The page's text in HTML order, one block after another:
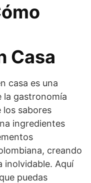
Casa
casa es una
la gastronomía
los sabores
ingredientes
creando
inolvidable. Aquí
puedas